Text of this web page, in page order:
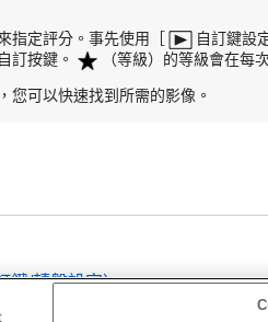
指定評分。事先使用 自訂鍵設
訂按鍵。
（等級）的等級會在每
您可以快速找到所需的影像。
鍵/轉盤設定）